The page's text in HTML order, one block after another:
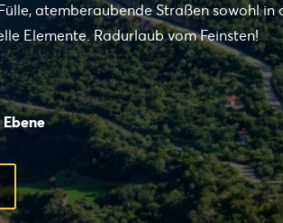
atemberaubende Straßen sowohl in
Elemente. Radurlaub vom Feinsten!